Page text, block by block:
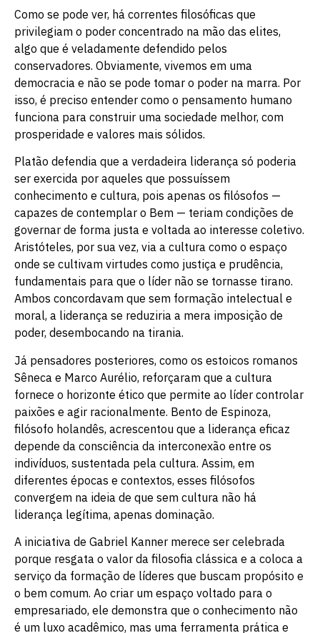
Como se pode ver, há correntes filosóficas que
privilegiam o poder concentrado na mão das elites,
algo que é veladamente defendido pelos
conservadores. Obviamente, vivemos em uma
democracia e não se pode tomar o poder na marra. Por
isso, é preciso entender como o pensamento humano
funciona para construir uma sociedade melhor, com
prosperidade e valores mais sólidos.
Platão defendia que a verdadeira liderança só poderia
ser exercida por aqueles que possuíssem
conhecimento e cultura, pois apenas os filósofos —
capazes de contemplar o Bem — teriam condições de
governar de forma justa e voltada ao interesse coletivo.
Aristóteles, por sua vez, via a cultura como o espaço
onde se cultivam virtudes como justiça e prudência,
fundamentais para que o líder não se tornasse tirano.
Ambos concordavam que sem formação intelectual e
moral, a liderança se reduziria a mera imposição de
poder, desembocando na tirania.
Já pensadores posteriores, como os estoicos romanos
Sêneca e Marco Aurélio, reforçaram que a cultura
fornece o horizonte ético que permite ao líder controlar
paixões e agir racionalmente. Bento de Espinoza,
filósofo holandês, acrescentou que a liderança eficaz
depende da consciência da interconexão entre os
indivíduos, sustentada pela cultura. Assim, em
diferentes épocas e contextos, esses filósofos
convergem na ideia de que sem cultura não há
liderança legítima, apenas dominação.
A iniciativa de Gabriel Kanner merece ser celebrada
porque resgata o valor da filosofia clássica e a coloca a
serviço da formação de líderes que buscam propósito e
o bem comum. Ao criar um espaço voltado para o
empresariado, ele demonstra que o conhecimento não
é um luxo acadêmico, mas uma ferramenta prática e